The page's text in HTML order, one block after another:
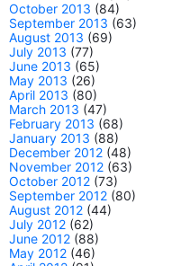
October 2013 (84)
September 2013 (63)
August 2013 (69)
July 2013 (77)
June 2013 (65)
May 2013 (26)
April 2013 (80)
March 2013 (47)
February 2013 (68)
January 2013 (88)
December 2012 (48)
November 2012 (63)
October 2012 (73)
September 2012 (80)
August 2012 (44)
July 2012 (62)
June 2012 (88)
May 2012 (46)